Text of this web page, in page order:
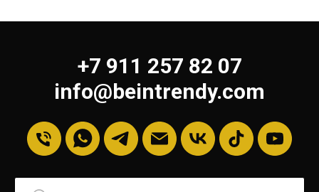
+7 911 257 82 07
info@beintrendy.com